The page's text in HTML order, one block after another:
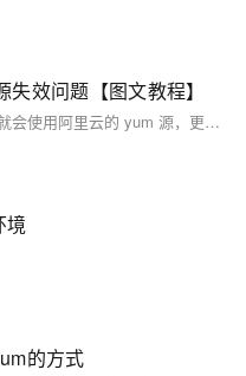
效问题【图文教程】
以上步骤完成后，你的 CentOS 7 系统就会使用阿里云的 yum 源，更换yum以后就可以正常使用啦。
境
的方式